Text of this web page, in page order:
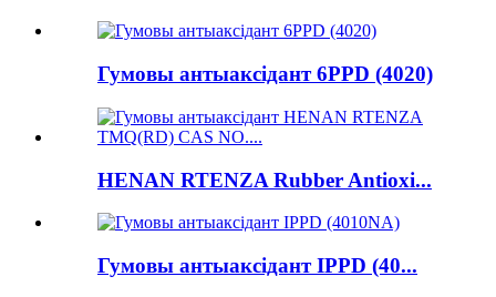
Гумовы антыаксідант 6PPD (4020)
HENAN RTENZA Rubber Antioxi...
Гумовы антыаксідант IPPD (40...